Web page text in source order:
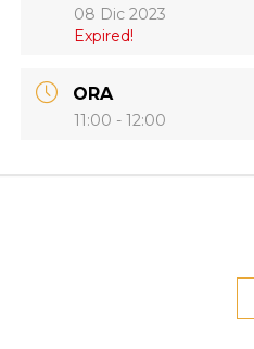
08 Dic 2023
Expired!
ORA
11:00 - 12:00